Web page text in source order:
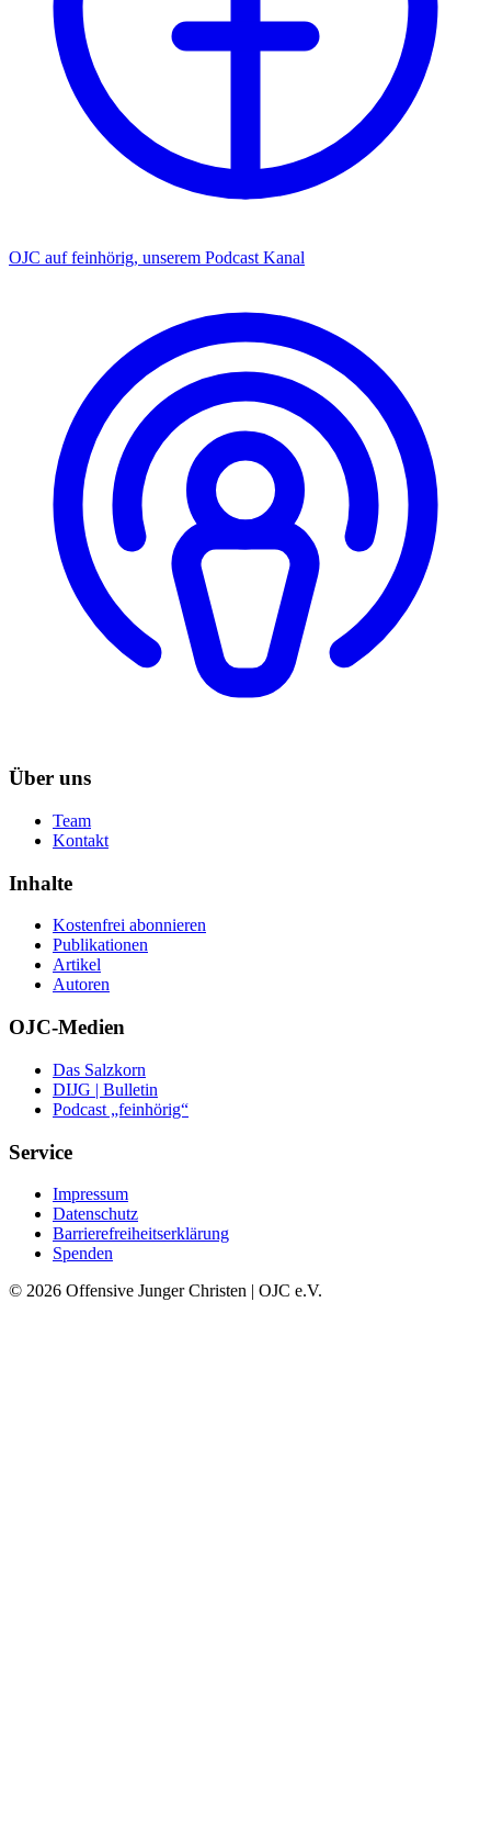
OJC auf feinhörig, unserem Podcast Kanal
Über uns
Team
Kontakt
Inhalte
Kostenfrei abonnieren
Publikationen
Artikel
Autoren
OJC-Medien
Das Salzkorn
DIJG | Bulletin
Podcast „feinhörig“
Service
Impressum
Datenschutz
Barrierefreiheitserklärung
Spenden
© 2026 Offensive Junger Christen | OJC e.V.